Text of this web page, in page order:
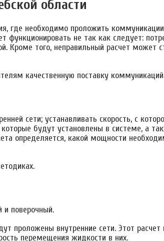
области
где необходимо проложить
функционировать не так как следует:
Кроме того, неправильный расчет может
качественную поставку
сети; устанавливать скорость, с
будут установлены в системе, а
определяется, какой мощности
и поверочный.
проложены внутренние сети. Этот расчет
перемещения жидкости в них.